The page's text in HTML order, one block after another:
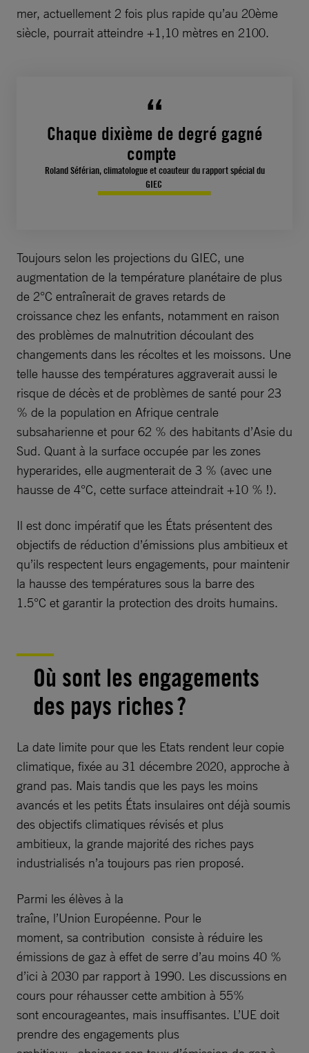
mer, actuellement 2 fois plus rapide qu’au 20ème
siècle, pourrait atteindre +1,10 mètres en 2100.
Chaque dixième de degré gagné
compte
Roland Séférian, climatologue et coauteur du rapport spécial du
GIEC
Toujours selon les projections du GIEC, une
augmentation de la température planétaire de plus
de 2°C entraînerait de graves retards de
croissance chez les enfants, notamment en raison
des problèmes de malnutrition découlant des
changements dans les récoltes et les moissons. Une
telle hausse des températures aggraverait aussi le
risque de décès et de problèmes de santé pour 23
% de la population en Afrique centrale
subsaharienne et pour 62 % des habitants d’Asie du
Sud. Quant à la surface occupée par les zones
hyperarides, elle augmenterait de 3 % (avec une
hausse de 4°C, cette surface atteindrait +10 % !).
Il est donc impératif que les États présentent des
objectifs de réduction d’émissions plus ambitieux et
qu’ils respectent leurs engagements, pour maintenir
la hausse des températures sous la barre des
1.5°C et garantir la protection des droits humains.
Où sont les engagements
des pays riches ?
La date limite pour que les Etats rendent leur copie
climatique, fixée au 31 décembre 2020, approche à
grand pas. Mais tandis que les pays les moins
avancés et les petits États insulaires ont déjà soumis
des objectifs climatiques révisés et plus
ambitieux, la grande majorité des riches pays
industrialisés n’a toujours pas rien proposé.
Parmi les élèves à la
traîne, l’Union Européenne. Pour le
moment, sa contribution consiste à réduire les
émissions de gaz à effet de serre d’au moins 40 %
d’ici à 2030 par rapport à 1990. Les discussions en
cours pour réhausser cette ambition à 55%
sont encourageantes, mais insuffisantes. L’UE doit
prendre des engagements plus